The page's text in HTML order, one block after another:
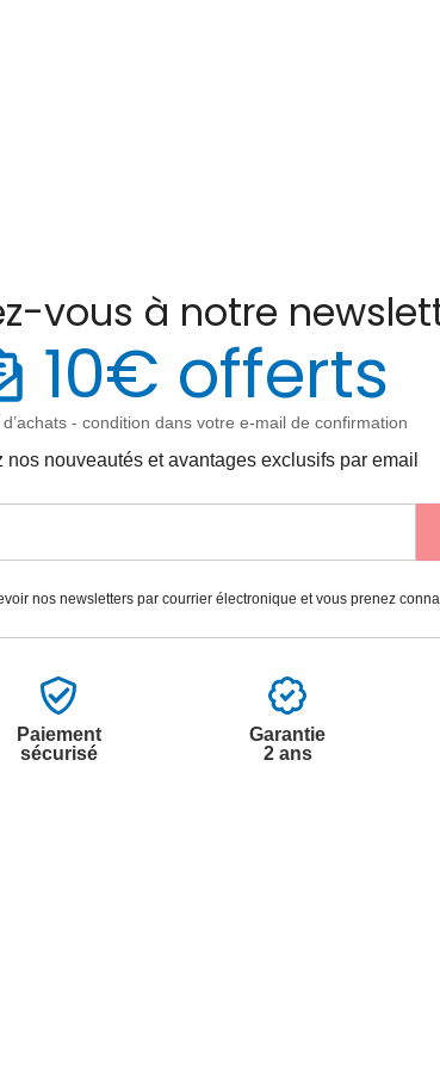
vous à notre
10€ offerts
- condition dans votre e-mail de confirmation
nos nouveautés et avantages exclusifs par email
nos newsletters par courrier électronique et vous prenez
Paiement
sécurisé
Garantie
2 ans